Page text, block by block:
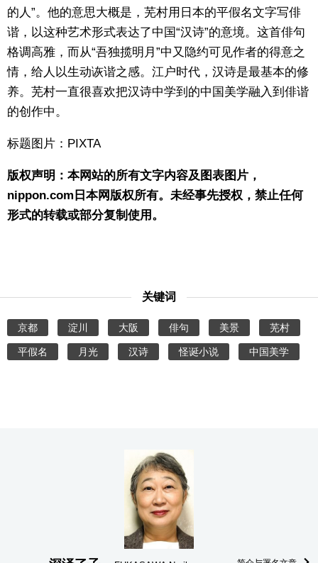
的人”。他的意思大概是，芜村用日本的平假名文字写俳
谐，以这种艺术形式表达了中国“汉诗”的意境。这首俳句
格调高雅，而从“吾独揽明月”中又隐约可见作者的得意之
情，给人以生动诙谐之感。江户时代，汉诗是最基本的修
养。芜村一直很喜欢把汉诗中学到的中国美学融入到俳谐
的创作中。
标题图片：PIXTA
版权声明：本网站的所有文字内容及图表图片，
nippon.com日本网版权所有。未经事先授权，禁止任何
形式的转载或部分复制使用。
关键词
京都 淀川 大阪 俳句 美景 芜村
平假名 月光 汉诗 怪诞小说 中国美学